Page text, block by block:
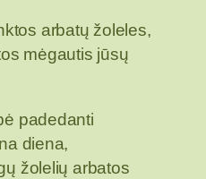
arbatų žoleles,
mėgautis jūsų
padedanti
diena,
žolelių arbatos